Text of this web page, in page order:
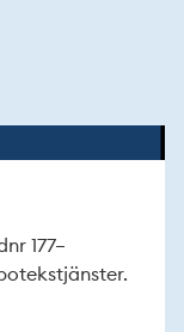
177–